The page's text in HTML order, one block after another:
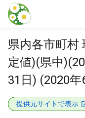
本文に飛ぶ
県内各市町村
定値)(県中
31日) (2020年
提供元サイトで表示